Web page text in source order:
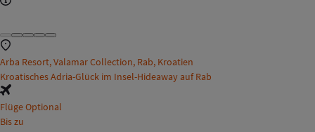
Arba Resort, Valamar Collection, Rab, Kroatien
Kroatisches Adria-Glück im Insel-Hideaway auf Rab
Flüge Optional
Bis zu